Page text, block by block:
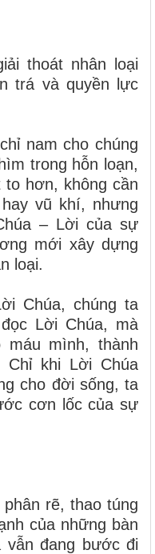
thoát nhân loại
trá và quyền lực
nam cho chúng
trong hỗn loạn,
to hơn, không cần
vũ khí, nhưng
– Lời của sự
mới xây dựng
loại.
Chúa, chúng ta
Lời Chúa, mà
mình, thành
Chỉ khi Lời Chúa
cho đời sống, ta
cơn lốc của sự
rẽ, thao túng
của những bàn
vẫn đang bước đi